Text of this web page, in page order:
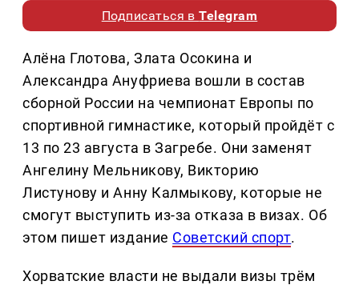
Подписаться вTelegram
Алёна Глотова, Злата Осокина и
Александра Ануфриева вошли в состав
сборной России на чемпионат Европы по
спортивной гимнастике, который пройдёт с
13 по 23 августа в Загребе. Они заменят
Ангелину Мельникову, Викторию
Листунову и Анну Калмыкову, которые не
смогут выступить из-за отказа в визах. Об
этом пишет издание Советский спорт.
Хорватские власти не выдали визы трём